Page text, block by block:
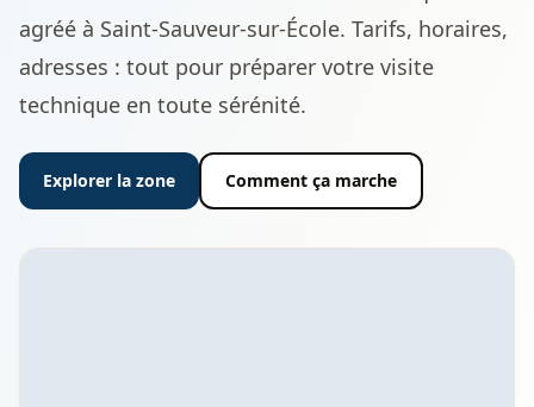
agréé à Saint-Sauveur-sur-École. Tarifs, horaires,
adresses : tout pour préparer votre visite
technique en toute sérénité.
Explorer la zone Comment ça marche